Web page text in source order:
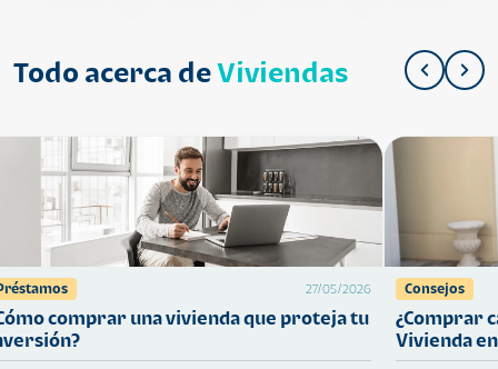
Todo acerca deViviendas
27/05/2026
comprar una vivienda que proteja tu
Consejos
¿Comprar
Vivienda